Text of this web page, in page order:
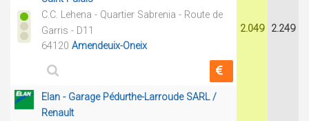
C.C. Lehena - Quartier Sabrenia - Route de
Garris - D11
64120 Amendeuix-Oneix
2.049 2.249
Elan - Garage Pédurthe-Larroude SARL /
Renault